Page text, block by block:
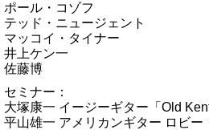
ポール・コゾフ
テッド・ニュージェント
マッコイ・タイナー
井上ケン一
佐藤博
セミナー：
大塚康一 イージーギター「Old
平山雄一 アメリカンギター ロビー